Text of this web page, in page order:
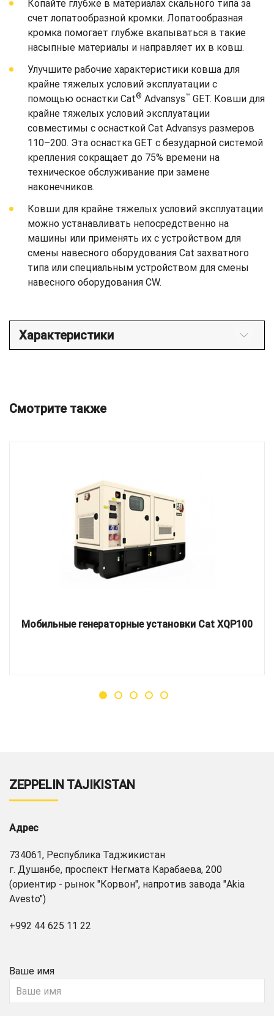
Копайте глубже в материалах скального типа за
счет лопатообразной кромки. Лопатообразная
кромка помогает глубже вкапываться в такие
насыпные материалы и направляет их в ковш.
Улучшите рабочие характеристики ковша для
крайне тяжелых условий эксплуатации с
помощью оснастки Cat® Advansys™ GET. Ковши для
крайне тяжелых условий эксплуатации
совместимы с оснасткой Cat Advansys размеров
110–200. Эта оснастка GET с безударной системой
крепления сокращает до 75% времени на
техническое обслуживание при замене
наконечников.
Ковши для крайне тяжелых условий эксплуатации
можно устанавливать непосредственно на
машины или применять их с устройством для
смены навесного оборудования Cat захватного
типа или специальным устройством для смены
навесного оборудования CW.
Характеристики
Смотрите также
Мобильные генераторные установки Cat XQP100
ZEPPELIN TAJIKISTAN
Адрес
734061, Республика Таджикистан
г. Душанбе, проспект Негмата Карабаева, 200
(ориентир - рынок "Корвон", напротив завода "Akia
Avesto")
+992 44 625 11 22
Ваше имя